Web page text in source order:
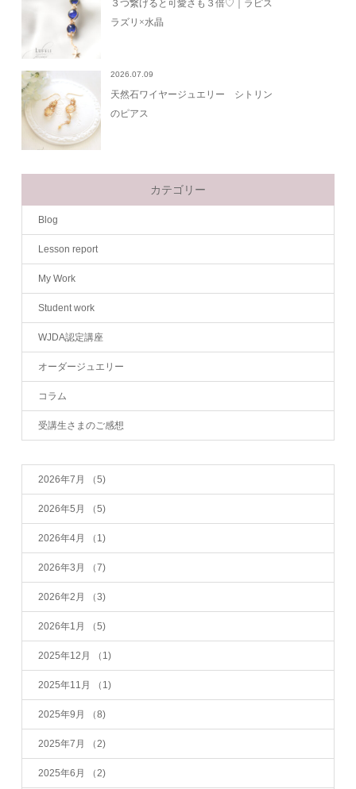
３つ繋げると可愛さも３倍♡｜ラピス
ラズリ×水晶
2026.07.09
天然石ワイヤージュエリー シトリン
のピアス
カテゴリー
Blog
Lesson report
My Work
Student work
WJDA認定講座
オーダージュエリー
コラム
受講生さまのご感想
2026年7月 （5)
2026年5月 （5)
2026年4月 （1)
2026年3月 （7)
2026年2月 （3)
2026年1月 （5)
2025年12月 （1)
2025年11月 （1)
2025年9月 （8)
2025年7月 （2)
2025年6月 （2)